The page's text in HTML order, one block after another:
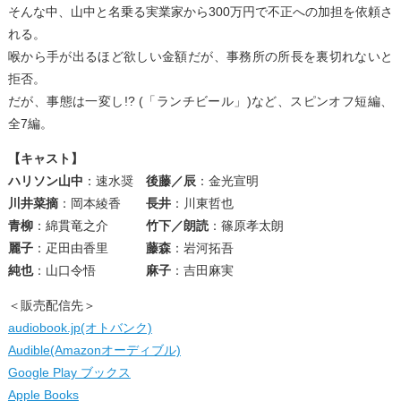
そんな中、山中と名乗る実業家から300万円で不正への加担を依頼さ
れる。
喉から手が出るほど欲しい金額だが、事務所の所長を裏切れないと
拒否。
だが、事態は一変し!? (「ランチビール」)など、スピンオフ短編、
全7編。
【キャスト】
ハリソン山中 ：速水奨 後藤／辰：金光宣明
川井菜摘：岡本綾香 長井：川東哲也
青柳：綿貫竜之介 竹下／朗読：篠原孝太朗
麗子：疋田由香里 藤森：岩河拓吾
純也：山口令悟 麻子：吉田麻実
＜販売配信先＞
audiobook.jp(オトバンク)
Audible(Amazonオーディブル)
Google Play ブックス
Apple Books